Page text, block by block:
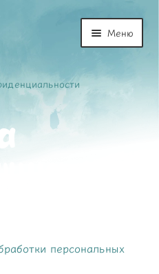
Меню
персональных